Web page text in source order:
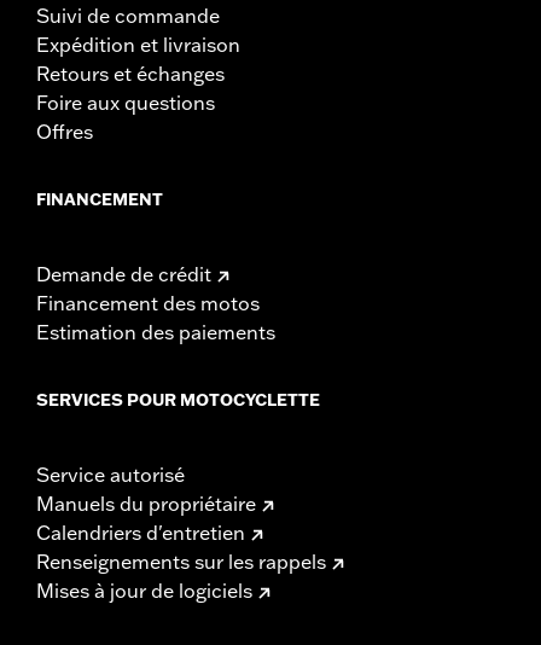
Suivi de commande
Expédition et livraison
Retours et échanges
Foire aux questions
Offres
FINANCEMENT
Demande de crédit
Financement des motos
Estimation des paiements
SERVICES POUR MOTOCYCLETTE
Service autorisé
Manuels du propriétaire
Calendriers d'entretien
Renseignements sur les rappels
Mises à jour de logiciels